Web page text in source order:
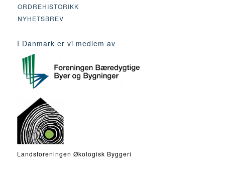
ORDREHISTORIKK
NYHETSBREV
I Danmark er vi medlem av
Landsforeningen Økologisk Byggeri